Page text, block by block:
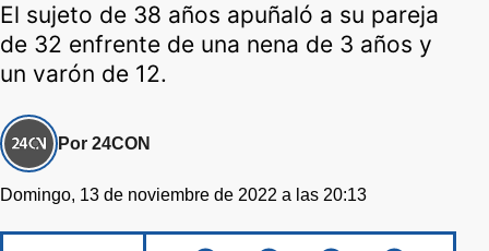
El sujeto de 38 años apuñaló a su pareja
de 32 enfrente de una nena de 3 años y
un varón de 12.
Por 24CON
Domingo, 13 de noviembre de 2022 a las 20:13